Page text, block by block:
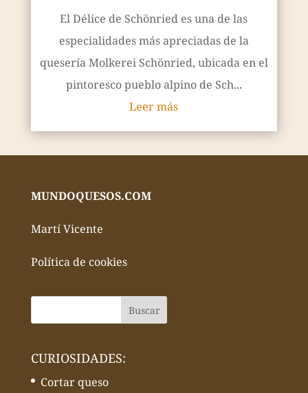
El Délice de Schönried es una de las
especialidades más apreciadas de la
quesería Molkerei Schönried, ubicada en el
pintoresco pueblo alpino de Sch...
Leer más
MUNDOQUESOS.COM
Martí Vicente
Política de cookies
CURIOSIDADES:
Cortar queso